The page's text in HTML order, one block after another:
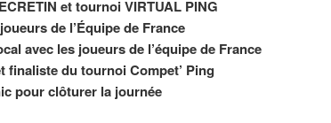
et tournoi VIRTUAL PING
de l’Équipe de France
avec les joueurs de l’équipe de France
finaliste du tournoi Compet’ Ping
pour clôturer la journée